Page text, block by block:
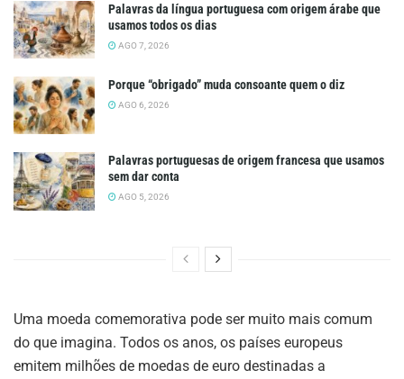
Palavras da língua portuguesa com origem árabe que
usamos todos os dias
AGO 7, 2026
Porque “obrigado” muda consoante quem o diz
AGO 6, 2026
Palavras portuguesas de origem francesa que usamos
sem dar conta
AGO 5, 2026
Uma moeda comemorativa pode ser muito mais comum
do que imagina. Todos os anos, os países europeus
emitem milhões de moedas de euro destinadas a